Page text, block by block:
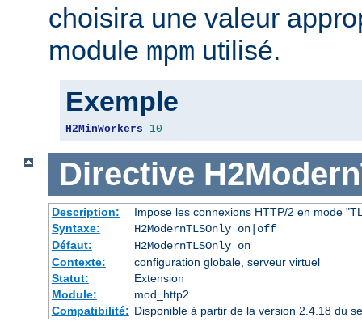
choisira une valeur
module mpm utilisé.
Exemple
H2MinWorkers 10
Directive
Description:
Impose les connexions HTTP/2 en mode
Syntaxe:
H2ModernTLSOnly on|off
Défaut:
H2ModernTLSOnly on
Contexte:
configuration globale, serveur virtuel
Statut:
Extension
Module:
mod_http2
Compatibilité: Disponible à partir de la version 2.4.18 du